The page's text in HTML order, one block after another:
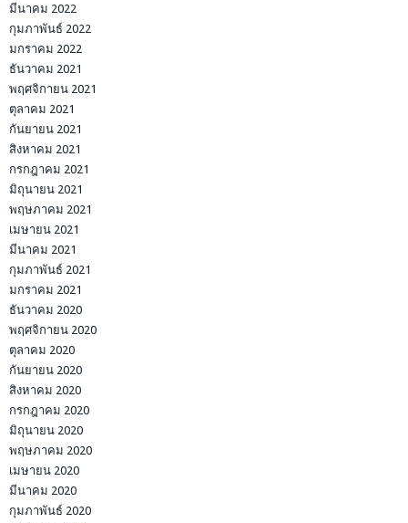
มีนาคม 2022
กุมภาพันธ์ 2022
มกราคม 2022
ธันวาคม 2021
พฤศจิกายน 2021
ตุลาคม 2021
กันยายน 2021
สิงหาคม 2021
กรกฎาคม 2021
มิถุนายน 2021
พฤษภาคม 2021
เมษายน 2021
มีนาคม 2021
กุมภาพันธ์ 2021
มกราคม 2021
ธันวาคม 2020
พฤศจิกายน 2020
ตุลาคม 2020
กันยายน 2020
สิงหาคม 2020
กรกฎาคม 2020
มิถุนายน 2020
พฤษภาคม 2020
เมษายน 2020
มีนาคม 2020
กุมภาพันธ์ 2020